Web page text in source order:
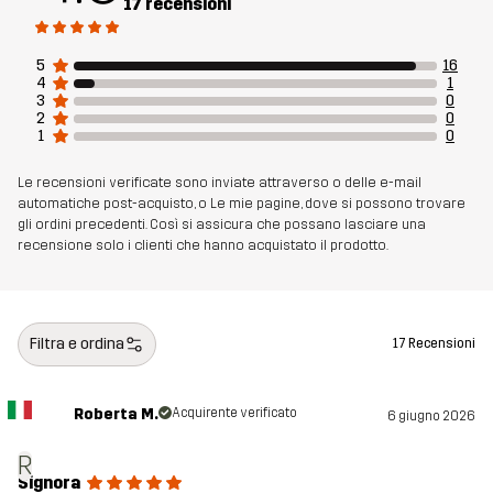
Materiale 1
Materiale 2 100% Poliammide
Fodera 1 100% Poliammide
Fodera 2 100% Poliestere
Peso 4205g
articolo
5
16
4
1
3
0
2
0
1
0
Le recensioni verificate sono inviate attraverso o delle e-mail
automatiche post-acquisto, o Le mie pagine, dove si possono trovare
gli ordini precedenti. Così si assicura che possano lasciare una
recensione solo i clienti che hanno acquistato il prodotto.
Filtra e ordina 17 Recensioni
R
Roberta M. Acquirente verificato 6 giugno 2026
Signora